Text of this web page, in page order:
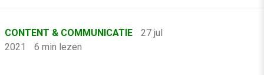
›
CONTENT & COMMUNICATIE
27 jul
2021
6 min lezen